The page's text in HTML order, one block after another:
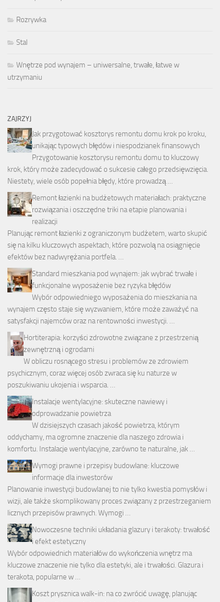
Rozrywka
Stal
Wnętrze pod wynajem – uniwersalne, trwałe, łatwe w
utrzymaniu
ZAJRZYJ
Jak przygotować kosztorys remontu domu krok po kroku,
unikając typowych błędów i niespodzianek finansowych
Przygotowanie kosztorysu remontu domu to kluczowy
krok, który może zadecydować o sukcesie całego przedsięwzięcia.
Niestety, wiele osób popełnia błędy, które prowadzą …
Remont łazienki na budżetowych materiałach: praktyczne
rozwiązania i oszczędne triki na etapie planowania i
realizacji
Planując remont łazienki z ograniczonym budżetem, warto skupić
się na kilku kluczowych aspektach, które pozwolą na osiągnięcie
efektów bez nadwyrężania portfela. …
Standard mieszkania pod wynajem: jak wybrać trwałe i
funkcjonalne wyposażenie bez ryzyka błędów
Wybór odpowiedniego wyposażenia do mieszkania na
wynajem często staje się wyzwaniem, które może zaważyć na
satysfakcji najemców oraz na rentowności inwestycji. …
Hortiterapia: korzyści zdrowotne związane z przestrzenią
zewnętrzną i ogrodami
W obliczu rosnącego stresu i problemów ze zdrowiem
psychicznym, coraz więcej osób zwraca się ku naturze w
poszukiwaniu ukojenia i wsparcia. …
Instalacje wentylacyjne: skuteczne nawiewy i
odprowadzanie powietrza
W dzisiejszych czasach jakość powietrza, którym
oddychamy, ma ogromne znaczenie dla naszego zdrowia i
komfortu. Instalacje wentylacyjne, zarówno te naturalne, jak …
Wymogi prawne i przepisy budowlane: kluczowe
informacje dla inwestorów
Planowanie inwestycji budowlanej to nie tylko kwestia pomysłów i
wizji, ale także skomplikowany proces związany z przestrzeganiem
licznych przepisów prawnych. Wymogi …
Nowoczesne techniki układania glazury i terakoty: trwałość
i efekt estetyczny
Wybór odpowiednich materiałów do wykończenia wnętrz ma
kluczowe znaczenie nie tylko dla estetyki, ale i trwałości. Glazura i
terakota, popularne w …
Koszt prysznica walk-in: na co zwrócić uwagę, planując